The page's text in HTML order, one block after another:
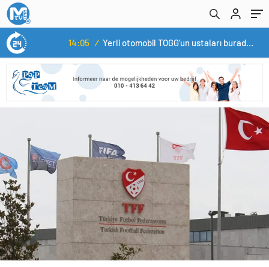
Yerli otomobil TOGG’un ustaları burada yetişecek